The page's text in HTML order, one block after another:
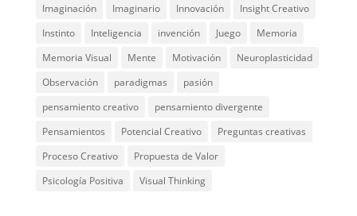
Imaginación
Imaginario Innovación
Insight Creativo
Instinto
Inteligencia invención Juego
Memoria
Memoria Visual
Mente Motivación
Neuroplasticidad
Observación
paradigmas
pasión
pensamiento creativo
pensamiento divergente
Pensamientos
Potencial Creativo
Preguntas creativas
Proceso Creativo
Propuesta de Valor
Psicología Positiva
Visual Thinking